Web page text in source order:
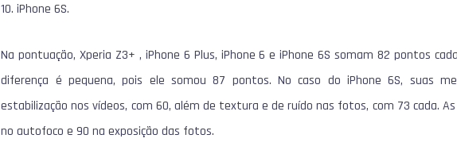
iPhone 6S.
Na pontuação,Xperia Z3+ , iPhone 6 Plus, iPhone 6 e iPhone 6S somam 82 pontos
diferença é pequena, pois ele somou 87 pontos. No caso do iPhone 6S, suas
estabilização nos vídeos, com 60, além de textura e de ruído nas fotos, com 73 cada.
no autofoco e 90 na exposição das fotos.